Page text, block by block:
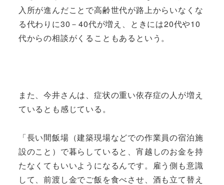
入所が進んだことで高齢世代が路上からいなくな
る代わりに30－40代が増え、ときには20代や10
代からの相談がくることもあるという。
また、今井さんは、症状の重い依存症の人が増え
ているとも感じている。
「長い間飯場（建築現場などでの作業員の宿泊施
設のこと）で暮らしていると、宵越しのお金を持
たなくてもいいようになるんです。雇う側も意識
して、前渡し金でご飯を食べさせ、酒も立て替え